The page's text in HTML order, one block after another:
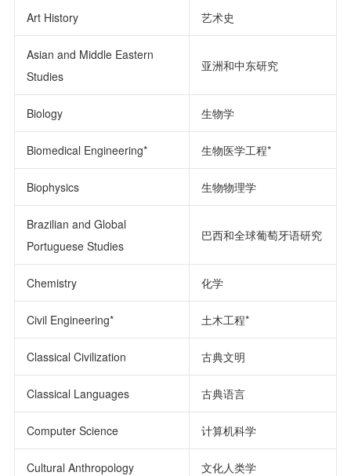
Art History 艺术史
Asian and Middle Eastern
Studies
亚洲和中东研究
Biology 生物学
Biomedical Engineering* 生物医学工程*
Biophysics 生物物理学
Brazilian and Global
Portuguese Studies
巴西和全球葡萄牙语研究
Chemistry 化学
Civil Engineering* 土木工程*
Classical Civilization 古典文明
Classical Languages 古典语言
Computer Science 计算机科学
Cultural Anthropology 文化人类学